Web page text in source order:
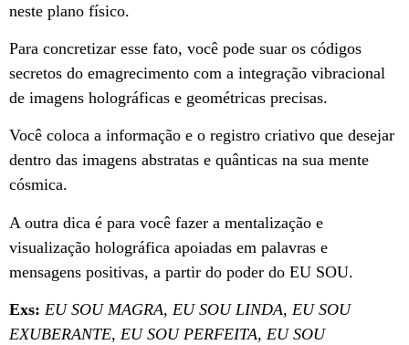
neste plano físico.
Para concretizar esse fato, você pode suar os códigos
secretos do emagrecimento com a integração vibracional
de imagens holográficas e geométricas precisas.
Você coloca a informação e o registro criativo que desejar
dentro das imagens abstratas e quânticas na sua mente
cósmica.
A outra dica é para você fazer a mentalização e
visualização holográfica apoiadas em palavras e
mensagens positivas, a partir do poder do EU SOU.
Exs: EU SOU MAGRA, EU SOU LINDA, EU SOU
EXUBERANTE, EU SOU PERFEITA, EU SOU